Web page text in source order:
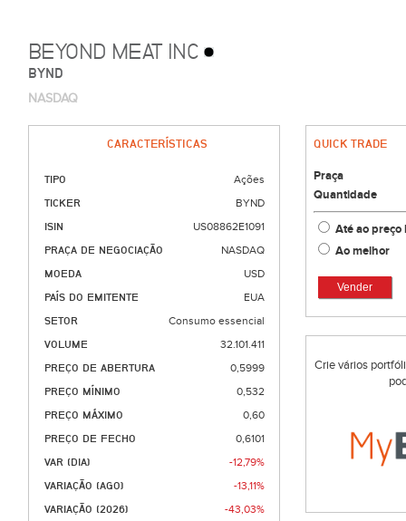
BEYOND MEAT INC
BYND
NASDAQ
CARACTERÍSTICAS
TIPO Ações
TICKER BYND
ISIN US08862E1091
PRAÇA DE NEGOCIAÇÃO NASDAQ
MOEDA USD
PAÍS DO EMITENTE EUA
SETOR Consumo essencial
VOLUME 32.101.411
PREÇO DE ABERTURA 0,5999
PREÇO MÍNIMO 0,532
PREÇO MÁXIMO 0,60
PREÇO DE FECHO 0,6101
VAR (DIA) -12,79%
VARIAÇÃO (AGO) -13,11%
VARIAÇÃO (2026) -43,03%
QUICK TRADE
Praça
Quantidade
Até ao
Ao melhor
Vender
Crie vários